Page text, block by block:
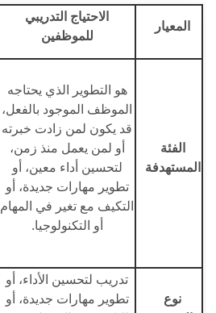
المعيار
الاحتياج التدريبي
للموظفين
الفئة
المستهدفة
هو التطوير الذي يحتاجه
الموظف الموجود بالفعل،
قد يكون لمن زادت خبرته
أو لمن يعمل منذ زمن،
لتحسين أداء معين، أو
تطوير مهارات جديدة، أو
التكيف مع تغير في المهام
أو التكنولوجيا.
نوع
تدريب لتحسين الأداء، أو
تطوير مهارات جديدة، أو